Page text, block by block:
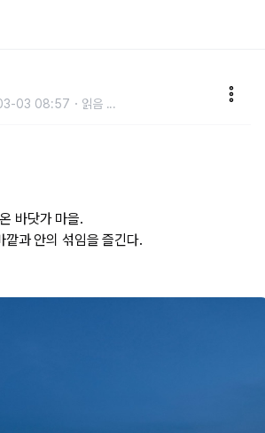
03 08:57 읽음 ...
바닷가 마을.
깥과 안의 섞임을 즐긴다.